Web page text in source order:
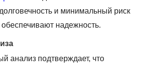
и минимальный риск
надежность.
анализ подтверждает, что